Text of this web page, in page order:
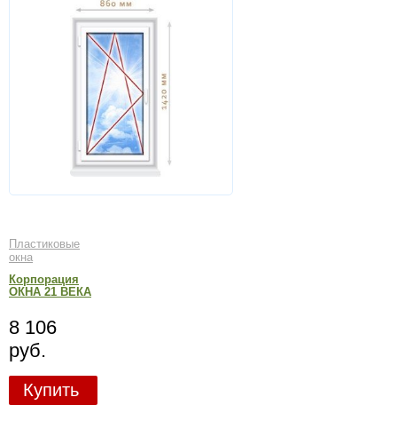
Пластиковые
окна
Корпорация
ОКНА 21 ВЕКА
8 106
руб.
Купить